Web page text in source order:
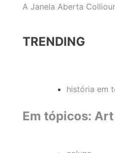
A Janela Aberta
TRENDING
história em
Em tópicos: